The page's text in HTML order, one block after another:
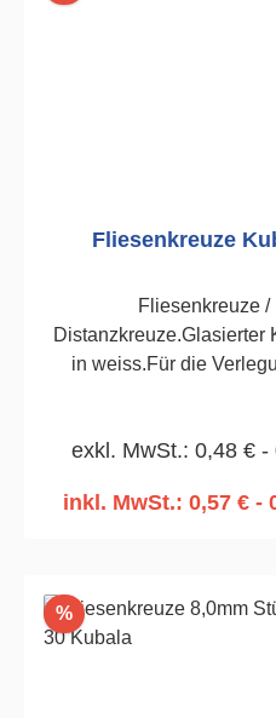
Fliesenkreuze
Fliesenkreuze /
Distanzkreuze.Glasierter
in weiss.Für die
exkl. MwSt.: 0,48 € -
inkl. MwSt.: 0,57 € -
%Rabatt